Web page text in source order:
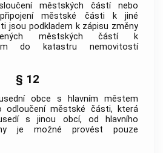
městských částí nebo
městské části k jiné
jsou podkladem k zápisu změny
městských částí k
do katastru nemovitostí
§ 12
obce s
hlavním městem
odloučení městské části, která
s jinou obcí, od
hlavního
je možné provést pouze